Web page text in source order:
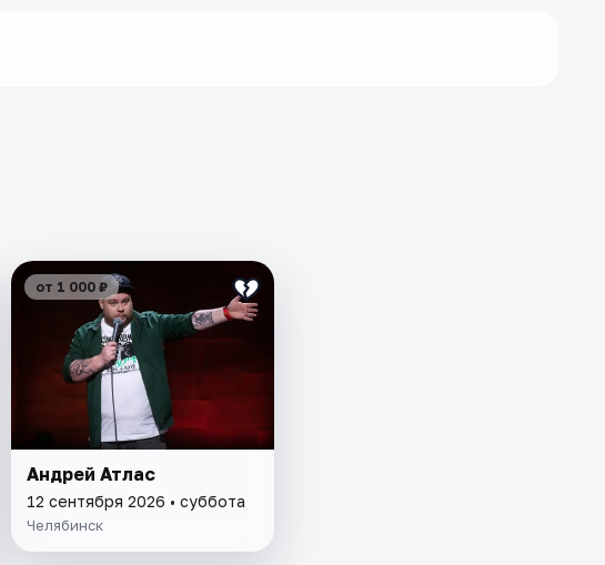
от 1 000 ₽
Андрей Атлас
12 сентября 2026 • суббота
Челябинск